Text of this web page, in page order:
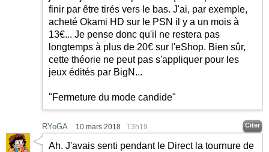
finir par être tirés vers le bas. J'ai, par exemple,
acheté Okami HD sur le PSN il y a un mois à
13€... Je pense donc qu'il ne restera pas
longtemps à plus de 20€ sur l'eShop. Bien sûr,
cette théorie ne peut pas s'appliquer pour les
jeux édités par BigN...
"Fermeture du mode candide"
RYoGA 10 mars 2018 13h19 Citer
Ah. J'avais senti pendant le Direct la tournure de